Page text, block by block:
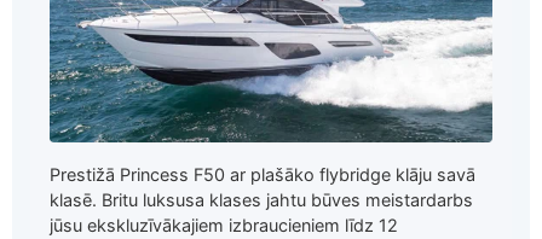
Prestižā Princess F50 ar plašāko flybridge klāju savā
klasē. Britu luksusa klases jahtu būves meistardarbs
jūsu ekskluzīvākajiem izbraucieniem līdz 12